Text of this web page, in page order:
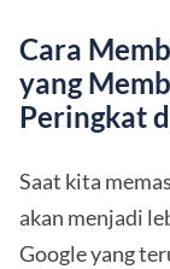
Cara
yang
Peringkat
Saat kita
akan menjadi
Google yang